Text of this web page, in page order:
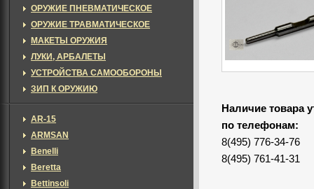
Наличие товара
по телефонам:
8(495) 776-34-76
8(495) 761-41-31
ОРУЖИЕ ПНЕВМАТИЧЕСКОЕ
ОРУЖИЕ ТРАВМАТИЧЕСКОЕ
МАКЕТЫ ОРУЖИЯ
ЛУКИ, АРБАЛЕТЫ
УСТРОЙСТВА САМООБОРОНЫ
ЗИП К ОРУЖИЮ
AR-15
ARMSAN
Benelli
Beretta
Bettinsoli